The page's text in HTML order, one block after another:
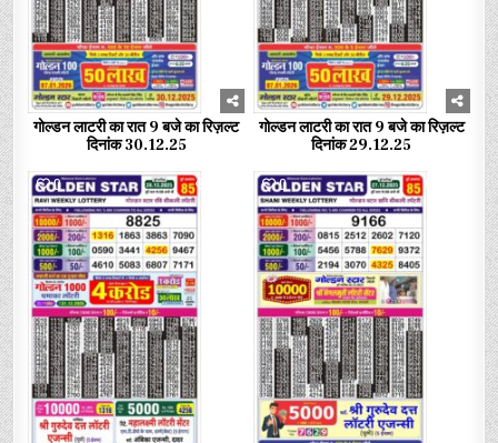
गोल्डन लाटरी का रात 9 बजे का रिज़ल्ट
दिनांक 30.12.25
गोल्डन लाटरी का रात 9 बजे का रिज़ल्ट
दिनांक 29.12.25
0 0